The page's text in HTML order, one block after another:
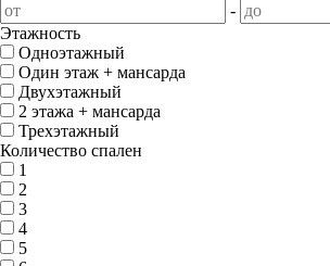
-
Этажность
Одноэтажный
Один этаж + мансарда
Двухэтажный
2 этажа + мансарда
Трехэтажный
Количество спален
1
2
3
4
5